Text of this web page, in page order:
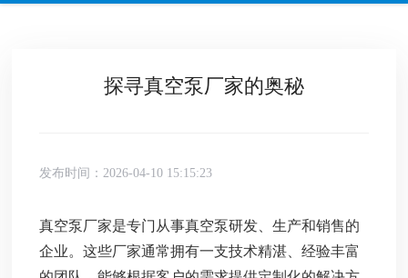
探寻真空泵厂家的奥秘
发布时间：2026-04-10 15:15:23
真空泵厂家是专门从事真空泵研发、生产和销售的
企业。这些厂家通常拥有一支技术精湛、经验丰富